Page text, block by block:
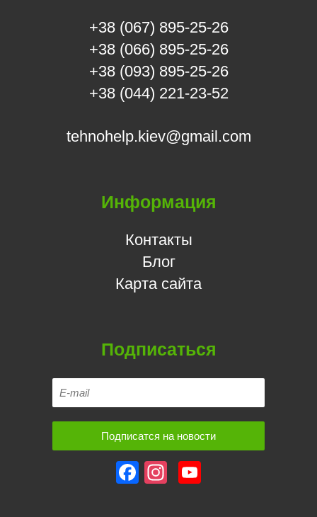
+38 (067) 895-25-26
+38 (066) 895-25-26
+38 (093) 895-25-26
+38 (044) 221-23-52
tehnohelp.kiev@gmail.com
Информация
Контакты
Блог
Карта сайта
Подписаться
Facebook
Instagram